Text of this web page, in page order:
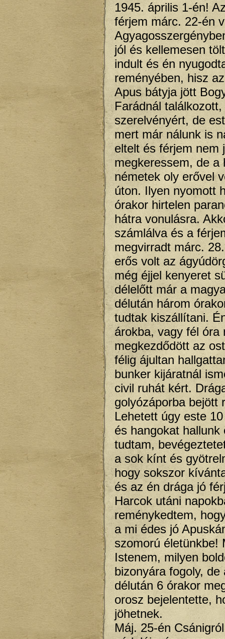
1945. április 1-én!
férjem márc. 22-én
jól és kellemesen
indult és én
reményében, hisz
Apus bátyja jött
Farádnál
szerelvényért, de
mert már nálunk is
eltelt és férjem nem
megkeressem, de a
németek oly erővel
úton. Ilyen nyomott
órakor hirtelen
hátra vonulásra.
számlálva és a
megvirradt márc.
erős volt az
még éjjel kenyeret
délelőtt már a
délután három
tudtak kiszállítani.
árokba, vagy fél óra
megkezdődött az
félig ájultan
bunker kijáratnál
civil ruhát kért.
golyózáporba bejött
Lehetett úgy este
és hangokat
tudtam,
a sok kínt és
hogy sokszor
és az én drága jó
Harcok utáni
reménykedtem,
a mi édes jó
szomorú életünkbe!
Istenem, milyen
bizonyára fogoly,
délután 6 órakor
orosz bejelentette,
jöhetnek.
Máj. 25-én